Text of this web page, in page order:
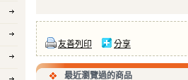
友善列印 分享
最近瀏覽過的商品